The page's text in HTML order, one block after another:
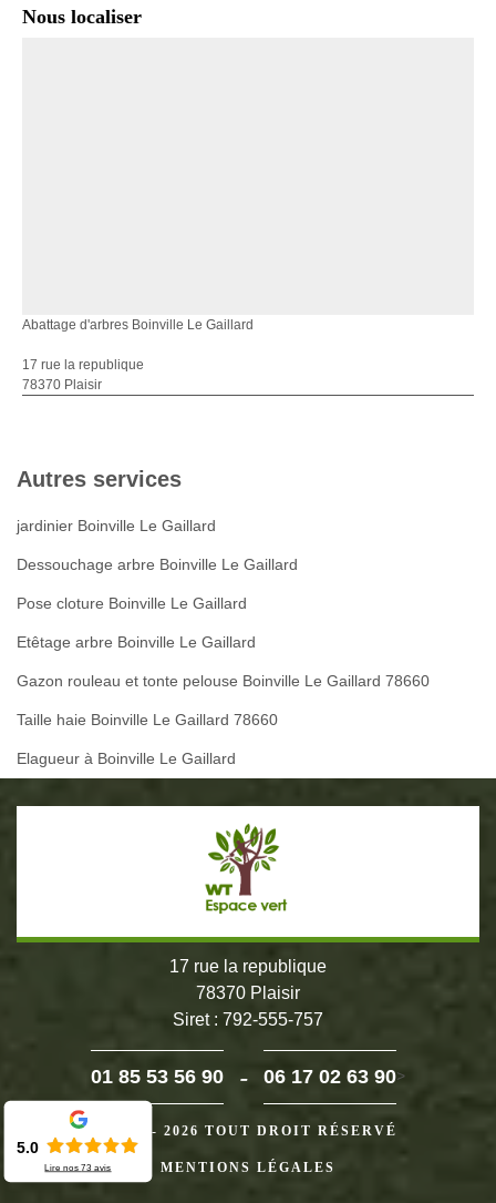
Nous localiser
Abattage d'arbres Boinville Le Gaillard
17 rue la republique
78370 Plaisir
Autres services
jardinier Boinville Le Gaillard
Dessouchage arbre Boinville Le Gaillard
Pose cloture Boinville Le Gaillard
Etêtage arbre Boinville Le Gaillard
Gazon rouleau et tonte pelouse Boinville Le Gaillard 78660
Taille haie Boinville Le Gaillard 78660
Elagueur à Boinville Le Gaillard
17 rue la republique
78370 Plaisir
Siret : 792-555-757
01 85 53 56 90 - 06 17 02 63 90>
©2024 - 2026 TOUT DROIT RÉSERVÉ
MENTIONS LÉGALES
5.0
Lire nos73 avis